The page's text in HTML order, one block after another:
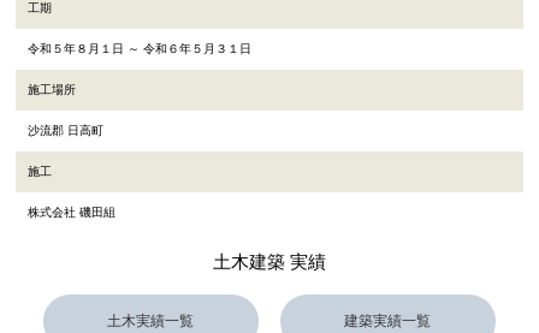
工期
令和５年８月１日 ～ 令和６年５月３１日
施工場所
沙流郡 日高町
施工
株式会社 磯田組
土木建築 実績
土木実績一覧 建築実績一覧